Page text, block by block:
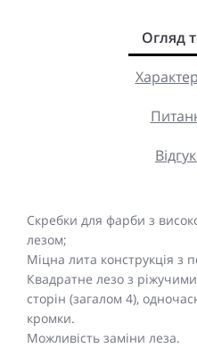
Огляд
Скребки для фарби з
лезом;
Міцна лита конструкція з
Квадратне лезо з
сторін (загалом 4),
кромки.
Можливість заміни леза.